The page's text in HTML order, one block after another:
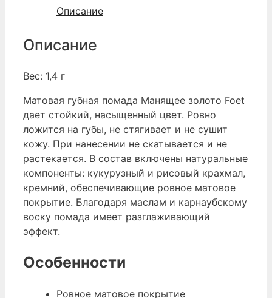
Описание
Описание
Вес: 1,4 г
Матовая губная помада Манящее золото Foet
дает стойкий, насыщенный цвет. Ровно
ложится на губы, не стягивает и не сушит
кожу. При нанесении не скатывается и не
растекается. В состав включены натуральные
компоненты: кукурузный и рисовый крахмал,
кремний, обеспечивающие ровное матовое
покрытие. Благодаря маслам и карнаубскому
воску помада имеет разглаживающий
эффект.
Особенности
Ровное матовое покрытие